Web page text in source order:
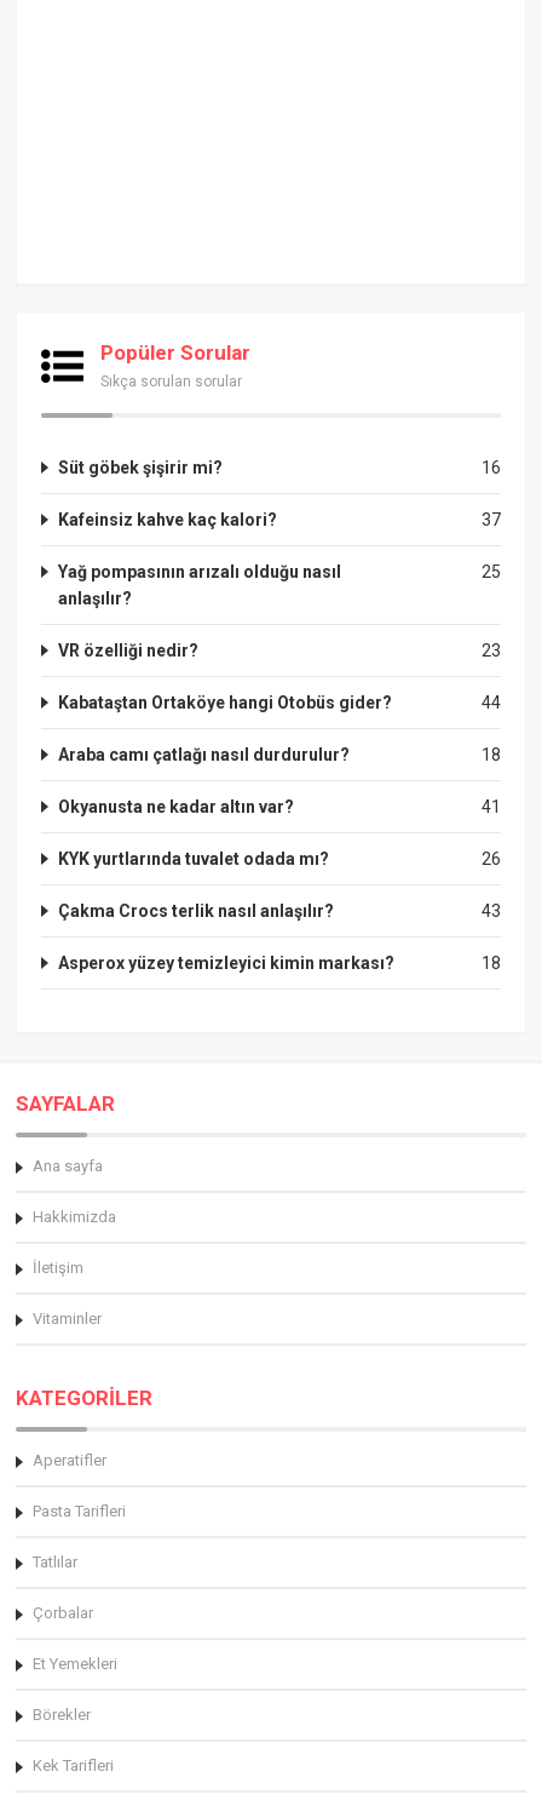
Popüler Sorular
Sıkça sorulan sorular
16
Süt göbek şişirir mi?
37
Kafeinsiz kahve kaç kalori?
25
Yağ pompasının arızalı olduğu nasıl
anlaşılır?
23
VR özelliği nedir?
44
Kabataştan Ortaköye hangi Otobüs gider?
18
Araba camı çatlağı nasıl durdurulur?
41
Okyanusta ne kadar altın var?
26
KYK yurtlarında tuvalet odada mı?
43
Çakma Crocs terlik nasıl anlaşılır?
18
Asperox yüzey temizleyici kimin markası?
SAYFALAR
Ana sayfa
Hakkimizda
İletişim
Vitaminler
KATEGORİLER
Aperatifler
Pasta Tarifleri
Tatlılar
Çorbalar
Et Yemekleri
Börekler
Kek Tarifleri